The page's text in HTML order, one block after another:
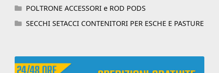
POLTRONE ACCESSORI e ROD PODS
SECCHI SETACCI CONTENITORI PER ESCHE E PASTURE